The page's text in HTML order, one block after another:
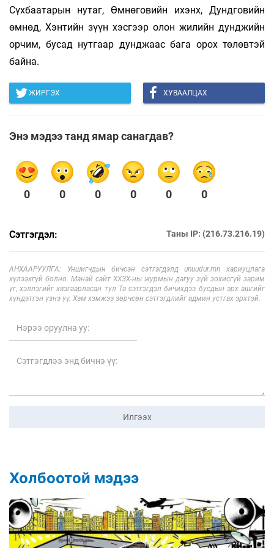
Сүхбаатарын нутаг, Өмнөговийн ихэнх, Дундговийн
өмнөд, Хэнтийн зүүн хэсгээр олон жилийн дунджийн
орчим, бусад нутгаар дунджаас бага орох төлөвтэй
байна.
ЖИРГЭХ ХУВААЛЦАХ
Энэ мэдээ танд ямар санагдав?
0 0 0 0 0 0
Сэтгэгдэл: Таны IP: (216.73.216.19)
АНХААРУУЛГА: Уншигчдын бичсэн сэтгэгдэлд unuudur.mn хариуцлага
хүлээхгүй болно. Манай сайт ХХЗХ-ны журмын дагуу зүй зохисгүй зарим
үг, хэллэгийг хязгаарласан тул Та сэтгэгдэл бичихдээ бусдын эрх ашгийг
хүндэтгэн үзнэ үү. Хэм хэмжээ зөрчсөн сэтгэгдлийг админ устгах эрхтэй.
Илгээх
Холбоотой мэдээ